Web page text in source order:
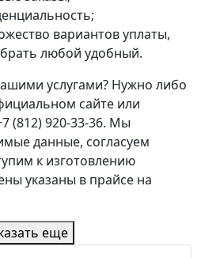
вариантов уплаты,
любой удобный.
услугами? Нужно либо
сайте или
(812) 920-33-36. Мы
данные, согласуем
к изготовлению
указаны в прайсе на
еще